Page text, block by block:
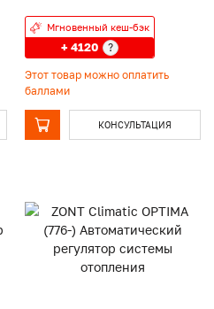
Мгновенный кеш-бэк
+ 4120 ?
Этот товар можно оплатить
баллами
КОНСУЛЬТАЦИЯ